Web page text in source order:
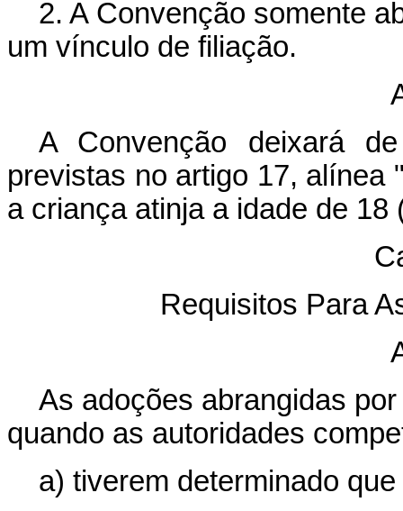
2. A Convenção somente
um vínculo de filiação.
A Convenção deixará
previstas no artigo 17, alínea
a criança atinja a idade de 18
Requisitos Para
As adoções abrangidas
quando as autoridades
a) tiverem determinado